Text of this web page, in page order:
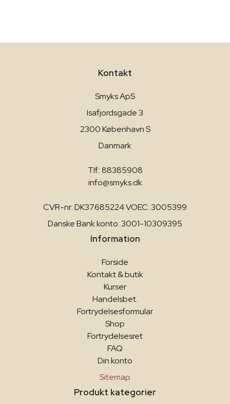
Kontakt
Smyks ApS
Isafjordsgade 3
2300 København S
Danmark
Tlf.: 88385908
info@smyks.dk
CVR-nr: DK37685224 VOEC: 3005399
Danske Bank konto: 3001-10309395
Information
Forside
Kontakt & butik
Kurser
Handelsbet.
Fortrydelsesformular
Shop
Fortrydelsesret
FAQ
Din konto
Sitemap
Produkt kategorier